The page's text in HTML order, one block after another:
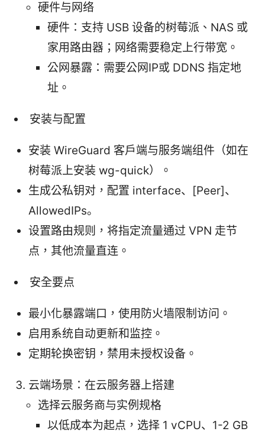
硬件与网络
硬件：支持 USB 设备的树莓派、NAS 或
家用路由器；网络需要稳定上行带宽。
公网暴露：需要公网IP或 DDNS 指定地
址。
安装与配置
安装 WireGuard 客户端与服务端组件（如在
树莓派上安装 wg-quick）。
生成公私钥对，配置 interface、[Peer]、
AllowedIPs。
设置路由规则，将指定流量通过 VPN 走节
点，其他流量直连。
安全要点
最小化暴露端口，使用防火墙限制访问。
启用系统自动更新和监控。
定期轮换密钥，禁用未授权设备。
云端场景：在云服务器上搭建
选择云服务商与实例规格
以低成本为起点，选择 1 vCPU、1-2 GB